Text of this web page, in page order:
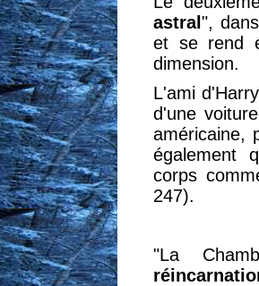
astral ",
et se rend
dimension.
L'ami
d'une
américaine,
également
corps
247).
"La